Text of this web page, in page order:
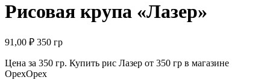
Рисовая крупа «Лазер»
91,00 ₽ 350 гр
Цена за 350 гр. Купить рис Лазер от 350 гр в магазине
ОрехОрех